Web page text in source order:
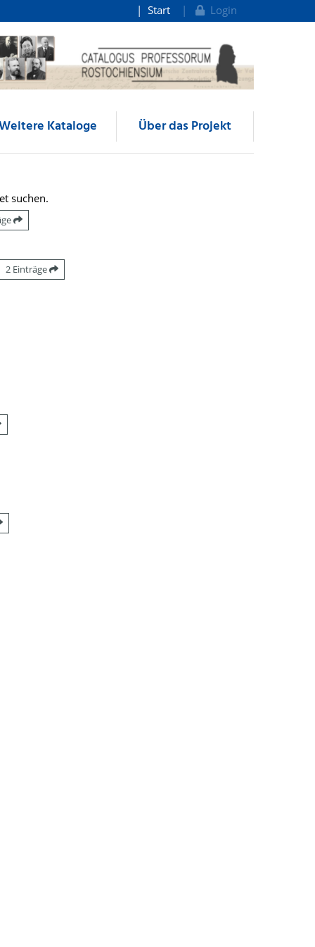
Start Login
Kataloge Über das Projekt
suchen.
2 Einträge